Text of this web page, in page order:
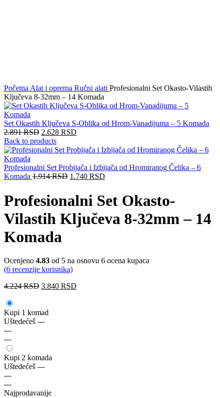
PočetnaAlat i oprema Ručni alati Profesionalni Set Okasto-Vilastih
Ključeva 8-32mm – 14 Komada
Set Okastih Ključeva S-Oblika od Hrom-Vanadijuma – 5 Komada
2.891RSD 2.628 RSD
Back to products
Profesionalni Set Probijača i Izbijača od Hromiranog Čelika – 6
Komada 1.914RSD 1.740 RSD
Profesionalni Set Okasto-
Vilastih Ključeva 8-32mm – 14
Komada
Ocenjeno 4.83 od 5 na osnovu 6 ocena kupaca
(6 recenzije korisnika)
4.224RSD 3.840 RSD
Kupi 1 komad
Uštedećeš ---
---
---
Kupi 2 komada
Uštedećeš ---
---
---
Najprodavanije